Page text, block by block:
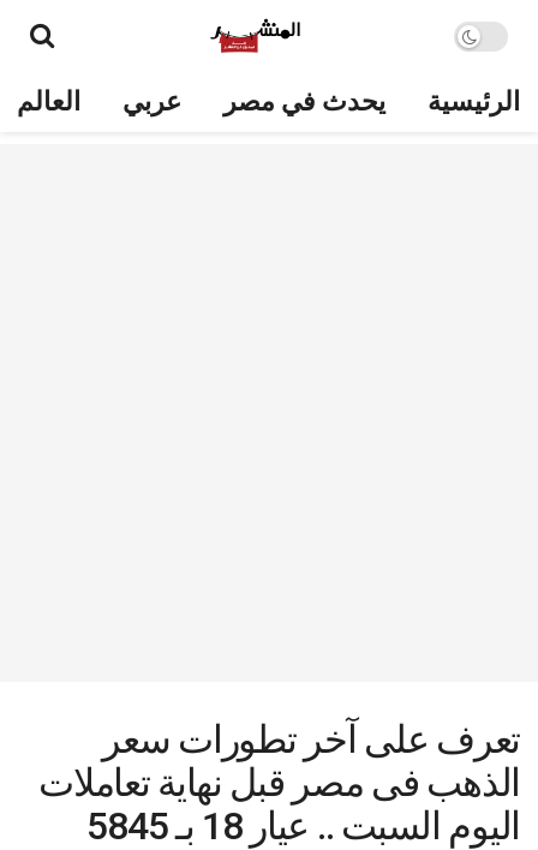
الرئيسية يحدث في مصر عربي العالم
تعرف على آخر تطورات سعر
الذهب فى مصر قبل نهاية تعاملات
اليوم السبت .. عيار 18 بـ 5845